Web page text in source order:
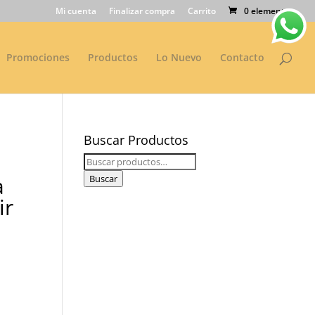
Mi cuenta Finalizar compra Carrito 0 elementos
Promociones Productos Lo Nuevo Contacto
Buscar Productos
Buscar
por:
Buscar